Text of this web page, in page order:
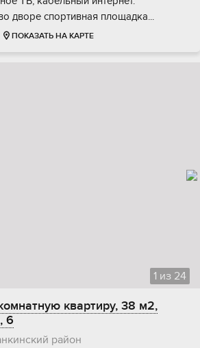
дворе спортивная площадка...
ПОКАЗАТЬ НА КАРТЕ
1 из 24
квартиру, 38 м2,
6
район